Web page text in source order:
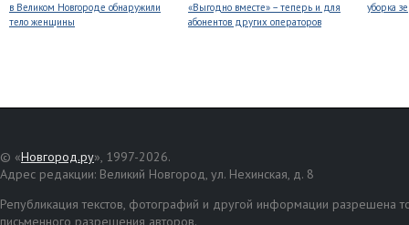
в Великом Новгороде обнаружили
тело женщины
«Выгодно вместе» – теперь и для
абонентов других операторов
уборка
© «Новгород.ру», 1997-2026.
Адрес редакции: Великий Новгород, ул. Нехинская, д. 8
Републикация текстов, фотографий и другой информации разрешена
письменного разрешения авторов.